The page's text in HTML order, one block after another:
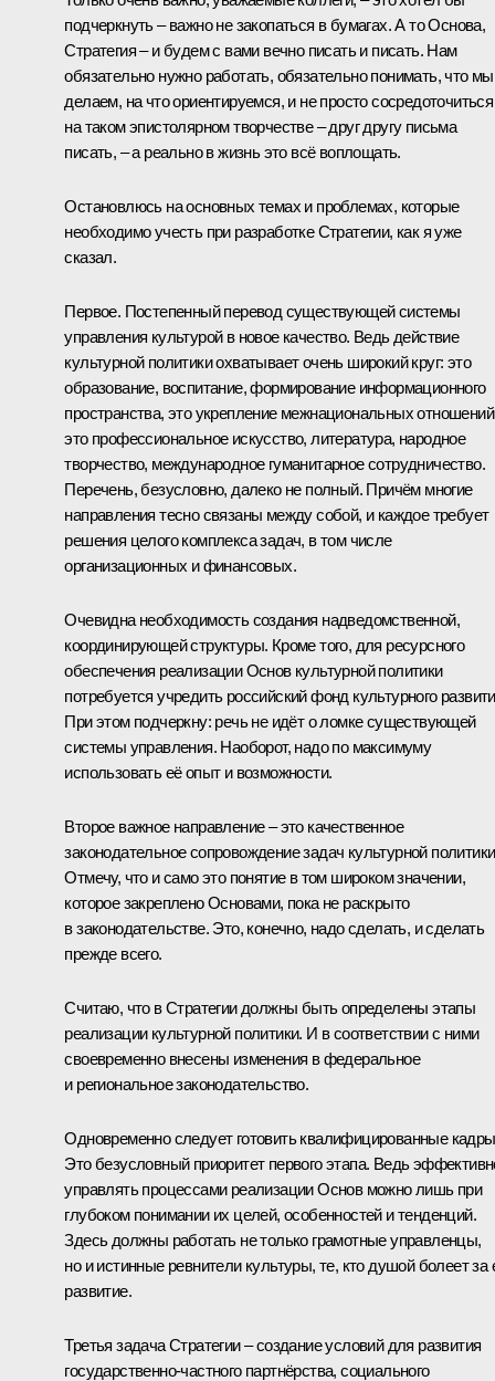
подчеркнуть – важно не закопаться в бумагах. А то Основа,
Стратегия – и будем с вами вечно писать и писать. Нам
обязательно нужно работать, обязательно понимать, что мы
делаем, на что ориентируемся, и не просто сосредоточиться
на таком эпистолярном творчестве – друг другу письма
писать, – а реально в жизнь это всё воплощать.
Остановлюсь на основных темах и проблемах, которые
необходимо учесть при разработке Стратегии, как я уже
сказал.
Первое. Постепенный перевод существующей системы
управления культурой в новое качество. Ведь действие
культурной политики охватывает очень широкий круг: это
образование, воспитание, формирование информационного
пространства, это укрепление межнациональных
это профессиональное искусство, литература, народное
творчество, международное гуманитарное сотрудничество.
Перечень, безусловно, далеко не полный. Причём многие
направления тесно связаны между собой, и каждое требует
решения целого комплекса задач, в том числе
организационных и финансовых.
Очевидна необходимость создания надведомственной,
координирующей структуры. Кроме того, для ресурсного
обеспечения реализации Основ культурной политики
потребуется учредить российский фонд культурного
При этом подчеркну: речь не идёт о ломке существующей
системы управления. Наоборот, надо по максимуму
использовать её опыт и возможности.
Второе важное направление – это качественное
законодательное сопровождение задач культурной
Отмечу, что и само это понятие в том широком значении,
которое закреплено Основами, пока не раскрыто
в законодательстве. Это, конечно, надо сделать, и сделать
прежде всего.
Считаю, что в Стратегии должны быть определены этапы
реализации культурной политики. И в соответствии с ними
своевременно внесены изменения в федеральное
и региональное законодательство.
Одновременно следует готовить квалифицированные
Это безусловный приоритет первого этапа. Ведь
управлять процессами реализации Основ можно лишь при
глубоком понимании их целей, особенностей и тенденций.
Здесь должны работать не только грамотные управленцы,
но и истинные ревнители культуры, те, кто душой болеет за
развитие.
Третья задача Стратегии – создание условий для развития
государственно-частного партнёрства, социального